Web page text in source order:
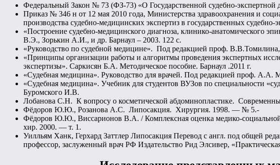
Федеральный Закон № 73 (ФЗ-73) «О Государственной судебно-экспертной
Приказ № 346 н от 12 мая 2010 года, Министерства здравоохранения и
производства судебно-медицинских экспертиз в государственных
«Построение судебно-медицинского диагноза, клинико-анатомического
В.Э., Зорькин А.И., и др. Барнаул – 2003. 122 с.
«Руководство по судебной медицине». Под редакцией проф.
«Принципы организации работы и алгоритмы проведения экспертных
экспертизы». Саркисян Б.А. Методическое пособие. Барнаул .2011 г.
«Судебная медицина». Руководство для врачей. Под редакцией проф. А.А.
«Судебная медицина». Учебник для студентов ВУЗов по специальности
Буромского И.В.
Лобанова С.Н. К вопросу о косметической абдоминопластике.
Фёдоров Ю.Ю., Розанова А.С. Липосакция. Хирургия. 1998. — № 5.-
Фёдоров Ю.Ю., Виссарионов В.А. / Комплексная оценка медико-социальной
хир. 2000. — т. 1.
Уилльям Ханк, Герхард Заттлер Липосакция Перевод с англ. под общей
профессор, заслуженный врач РФ Издательство Рид Элсивер,